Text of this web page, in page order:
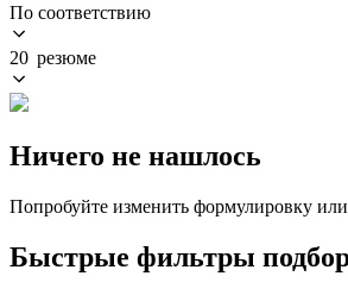
По соответствию
20 резюме
Ничего не нашлось
Попробуйте изменить формулировку
Быстрые фильтры